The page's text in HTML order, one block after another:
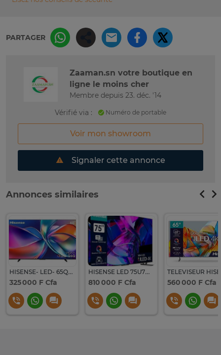
PARTAGER
Zaaman.sn votre boutique en
ligne le moins cher
Membre depuis 23. déc. '14
Vérifié via :
Numéro de portable
Voir mon showroom
Signaler cette annonce
Annonces similaires
HISENSE- LED- 65Q6Q, QLED, QUANTUM DOT 4K -SMART VIDAA
325 000 F Cfa
HISENSE LED 75U7N ULED QUANTUM DOT 4K SMART VIDAA
810 000 F Cfa 560 000 F Cfa